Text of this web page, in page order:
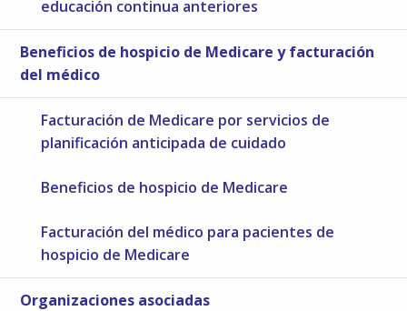
educación continua anteriores
Beneficios de hospicio de Medicare y facturación
del médico
Facturación de Medicare por servicios de
planificación anticipada de cuidado
Beneficios de hospicio de Medicare
Facturación del médico para pacientes de
hospicio de Medicare
Organizaciones asociadas